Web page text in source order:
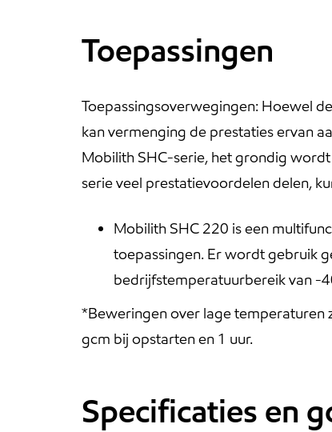
Toepassingen
Toepassingsoverwegingen: Hoewel
kan vermenging de prestaties ervan
Mobilith SHC-serie, het grondig
serie veel prestatievoordelen delen,
Mobilith SHC 220 is een
toepassingen. Er wordt gebruik
bedrijfstemperatuurbereik van -
*Beweringen over lage temperaturen
gcm bij opstarten en 1 uur.
Specificaties en